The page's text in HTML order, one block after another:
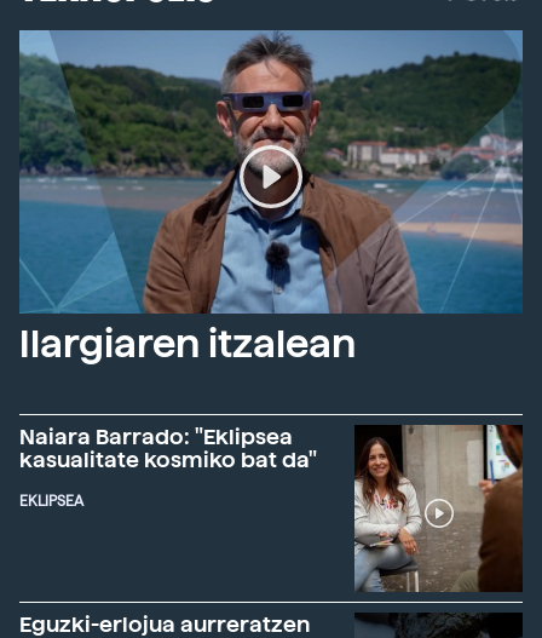
Ilargiaren itzalean
Naiara Barrado: "Eklipsea
kasualitate kosmiko bat da"
EKLIPSEA
Eguzki-erlojua aurreratzen